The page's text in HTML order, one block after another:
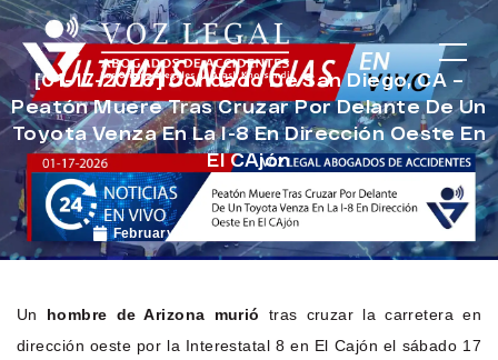
[01-17-2026] Condado De San Diego, CA –
Peatón Muere Tras Cruzar Por Delante De Un
Toyota Venza En La I-8 En Dirección Oeste En
El CAjón
February 9, 2026 Noticias de Accidentes
Un hombre de Arizona murió
tras cruzar la carretera en
dirección oeste por la Interestatal 8 en El Cajón el sábado 17